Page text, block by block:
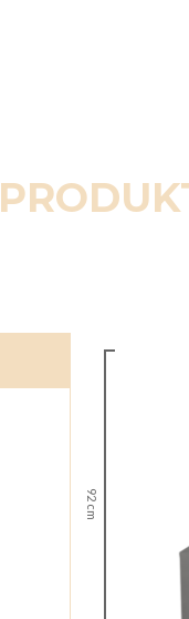
92 cm